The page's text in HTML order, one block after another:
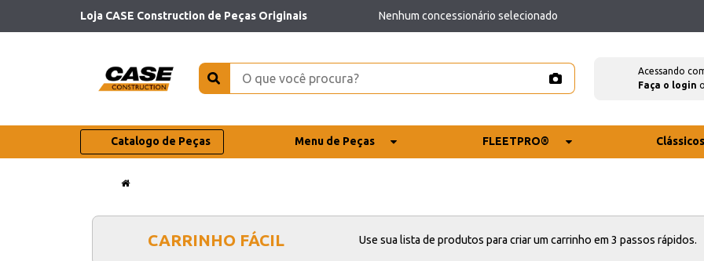
Loja CASE Construction de Peças Originais Nenhum concessionário selecionado
Acessando
Faça o login
Catalogo de Peças Menu de Peças FLEETPRO®
CARRINHO FÁCIL Use sua lista de produtos para criar um carrinho em 3 passos rápidos.